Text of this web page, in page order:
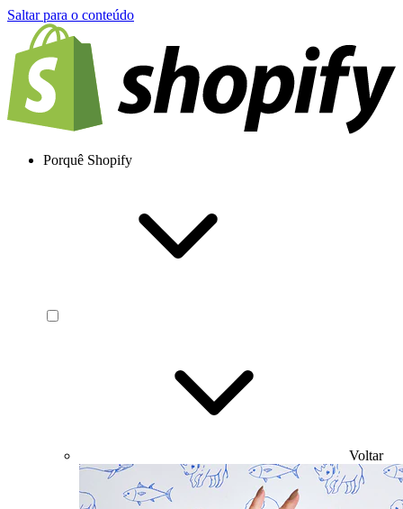
Saltar para o conteúdo
Porquê Shopify
Voltar